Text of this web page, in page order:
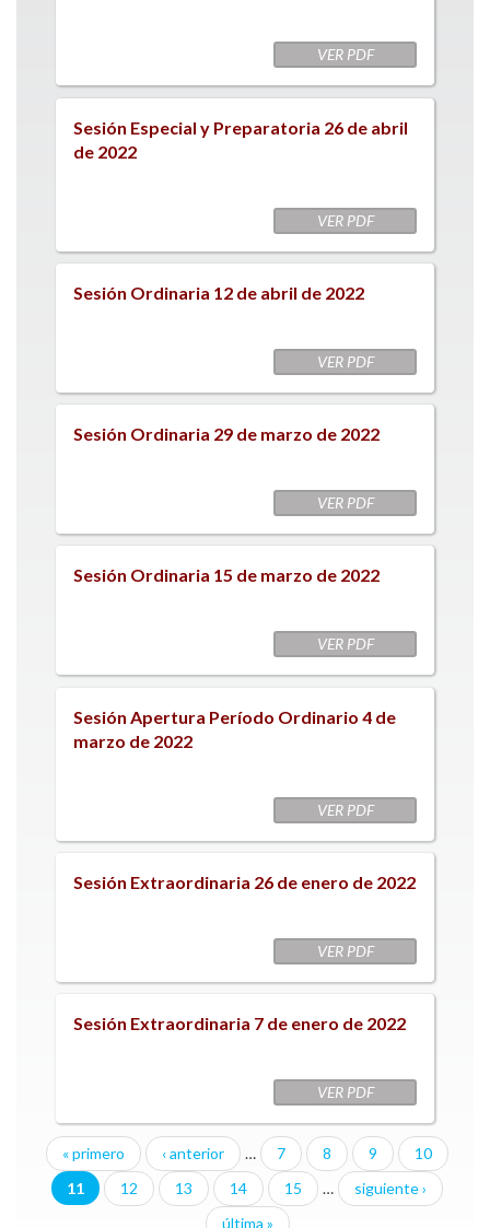
VER PDF
Sesión Especial y Preparatoria 26 de abril
de 2022
VER PDF
Sesión Ordinaria 12 de abril de 2022
VER PDF
Sesión Ordinaria 29 de marzo de 2022
VER PDF
Sesión Ordinaria 15 de marzo de 2022
VER PDF
Sesión Apertura Período Ordinario 4 de
marzo de 2022
VER PDF
Sesión Extraordinaria 26 de enero de 2022
VER PDF
Sesión Extraordinaria 7 de enero de 2022
VER PDF
Páginas
« primero ‹ anterior … 7 8 9
10
11
12 13 14 15 …
siguiente ›
última »